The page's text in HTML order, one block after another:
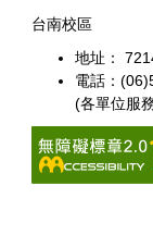
台南校區
地址：
電話：
(各單位服